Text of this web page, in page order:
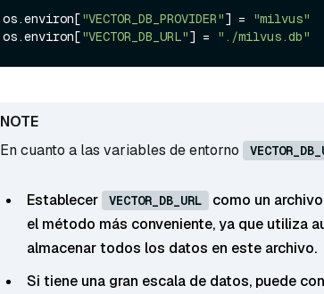
os.environ["VECTOR_DB_PROVIDER"] =
"milvus"
os.environ["VECTOR_DB_URL"] = "./milvus.db"
En cuanto a las variables de entorno
Establecer VECTOR_DB_URL como un
el método más conveniente, ya que utiliza
almacenar todos los datos en este archivo.
Si tiene una gran escala de datos, puede